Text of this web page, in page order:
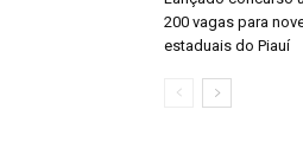
200 vagas para
estaduais do Piauí